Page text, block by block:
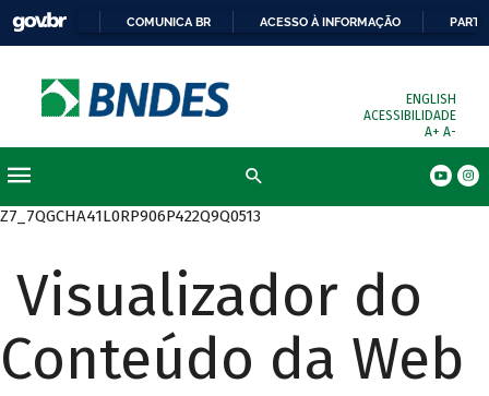
COMUNICA BR ACESSO À INFORMAÇÃO
ENGLISH
ACESSIBILIDADE
A+ A-
Z7_7QGCHA41L0RP906P422Q9Q0513
Visualizador do
Conteúdo da Web